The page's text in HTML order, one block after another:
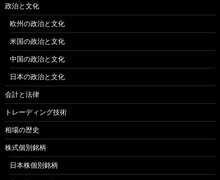
政治と文化
欧州の政治と文化
米国の政治と文化
中国の政治と文化
日本の政治と文化
会計と法律
トレーディング技術
相場の歴史
株式個別銘柄
日本株個別銘柄